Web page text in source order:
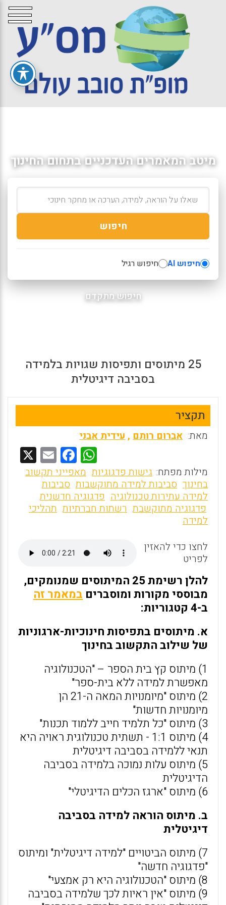
מיטב המאמרים העדכניים בתחום החינוך
חיפוש
חיפוש AI חיפוש רגיל
חיפוש מתקדם
25 מיתוסים ותפיסות שגויות בלמידה
בסביבה דיגיטלית
תקציר
מאת: אברום רותם,עידית אבני
W
h
at
s
A
p
F
a
ce
b
o
k
E
m
l
מילות מפתח: גישות פדגוגיות מאפייני תקשוב
בחינוך סביבות למידה מתוקשבות סביבות
למידה עתירות טכנולוגיה פדגוגיה חדשנית
פדגוגיה מתוקשבת רשתות חברתיות תהליכי
למידה
לחצו כדי להאזין
לפריט
להלן רשימת 25 המיתוסים שמנומקים,
מבוססי מקורות ומוסברים במאמר זה
ב-4 קטגוריות:
א. מיתוסים בתפיסות חינוכיות-ארגוניות
של שילוב התקשוב בחינוך
1) מיתוס קץ בית הספר – "הטכנולוגיה
מאפשרת למידה ללא בית-ספר"
2) מיתוס "מיומנויות המאה ה-21 הן
מיומנויות חדשות"
3) מיתוס "כל תלמיד חייב ללמוד תכנות"
4) מיתוס 1:1 - תשתית טכנולוגית ראויה היא
תנאי ללמידה בסביבה דיגיטלית
5) מיתוס עלות נמוכה בלמידה בסביבה
הדיגיטלית
6) מיתוס "ארגז הכלים הדיגיטלי"
ב. מיתוס הוראה למידה בסביבה
דיגיטלית
7) מיתוס הביטויים "למידה דיגיטלית" ומיתוס
"פדגוגיה חדשה"
8) מיתוס "הטכנולוגיה היא רק אמצעי"
9) מיתוס "אין ראיות לכך שלמידה בסביבה